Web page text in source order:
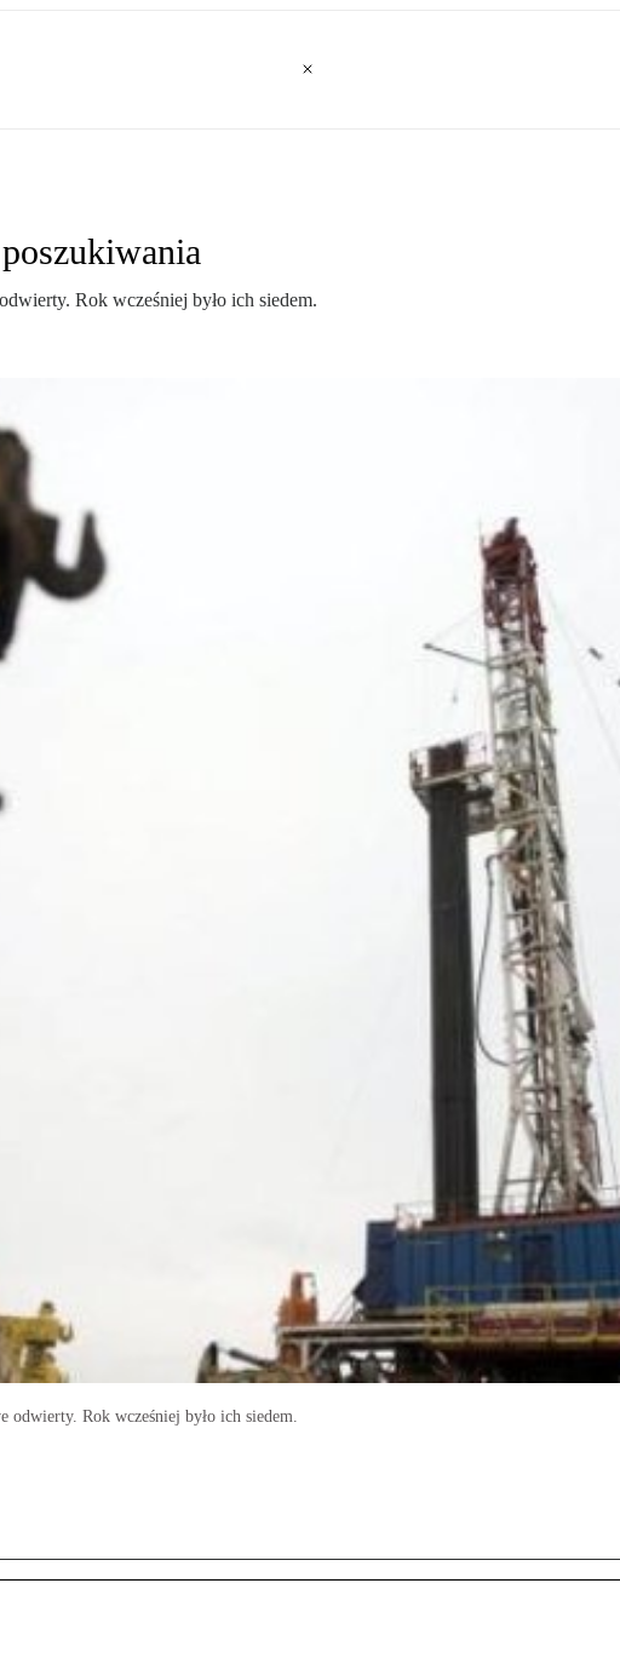
Rok wcześniej było ich siedem.
odwierty. Rok wcześniej było ich siedem.